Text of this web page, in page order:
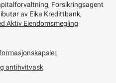
Forsikringsagent
av Eika Kredittbank,
Aktiv Eiendomsmegling
antihvitvask